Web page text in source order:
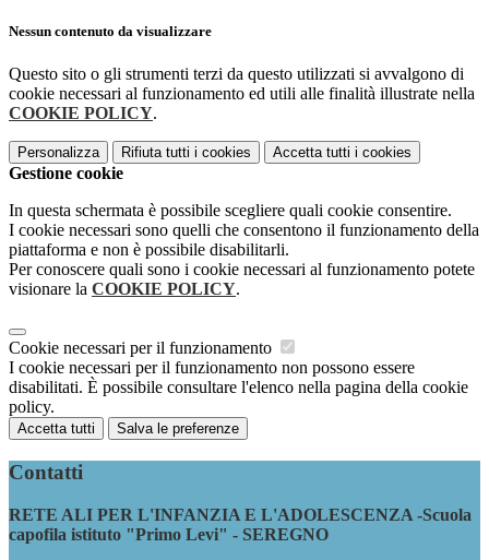
Nessun contenuto da visualizzare
Questo sito o gli strumenti terzi da questo utilizzati si avvalgono di
cookie necessari al funzionamento ed utili alle finalità illustrate nella
COOKIE POLICY.
Personalizza Rifiuta tutti i cookies Accetta tutti i cookies
Gestione cookie
In questa schermata è possibile scegliere quali cookie consentire.
I cookie necessari sono quelli che consentono il funzionamento della
piattaforma e non è possibile disabilitarli.
Per conoscere quali sono i cookie necessari al funzionamento potete
visionare la COOKIE POLICY.
Cookie necessari per il funzionamento
I cookie necessari per il funzionamento non possono essere
disabilitati. È possibile consultare l'elenco nella pagina della cookie
policy.
Accetta tutti Salva le preferenze
Contatti
RETE ALI PER L'INFANZIA E L'ADOLESCENZA -Scuola
capofila istituto "Primo Levi" - SEREGNO